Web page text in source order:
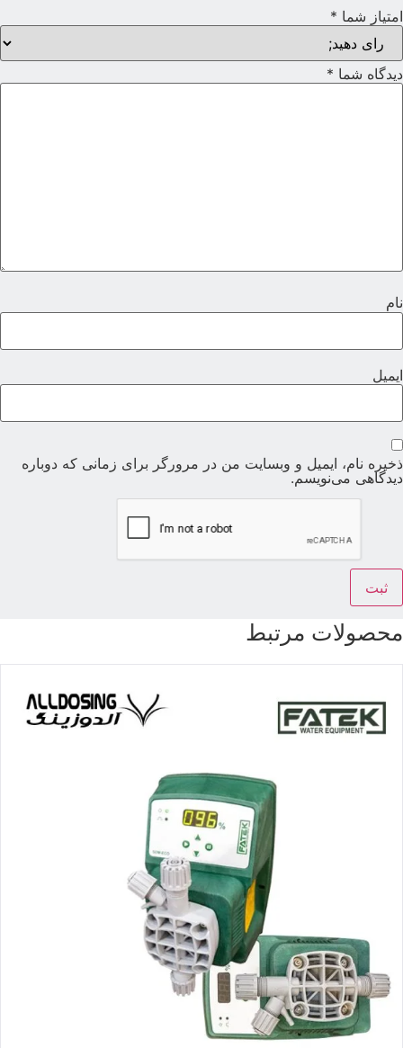
امتیاز شما *
دیدگاه شما *
نام
ایمیل
ذخیره نام، ایمیل و وبسایت من در مرورگر برای زمانی که دوباره
دیدگاهی می‌نویسم.
محصولات مرتبط